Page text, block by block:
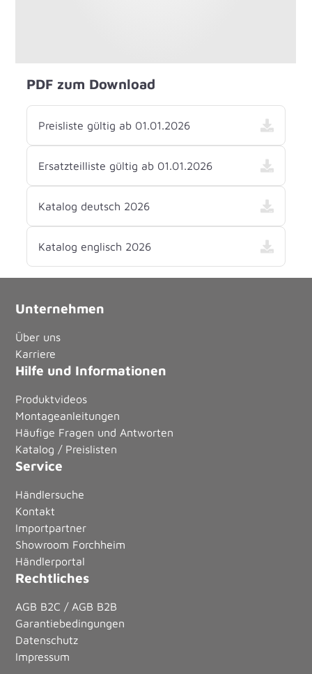
PDF zum Download
Preisliste gültig ab 01.01.2026
Ersatzteilliste gültig ab 01.01.2026
Katalog deutsch 2026
Katalog englisch 2026
Unternehmen
Über uns
Karriere
Hilfe und Informationen
Produktvideos
Montageanleitungen
Häufige Fragen und Antworten
Katalog / Preislisten
Service
Händlersuche
Kontakt
Importpartner
Showroom Forchheim
Händlerportal
Rechtliches
AGB B2C / AGB B2B
Garantiebedingungen
Datenschutz
Impressum